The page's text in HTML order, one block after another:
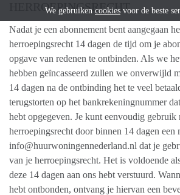
HERROEPINGSRECHT
Nadat je een abonnement bent aangegaan
herroepingsrecht 14 dagen de tijd om je
opgave van redenen te ontbinden. Als we
hebben geïncasseerd zullen we onverwijld
14 dagen na de ontbinding het te veel
terugstorten op het bankrekeningnummer
hebt opgegeven. Je kunt eenvoudig gebruik
herroepingsrecht door binnen 14 dagen een
info@huurwoningennederland.nl dat je
van je herroepingsrecht. Het is voldoende
deze 14 dagen aan ons hebt verstuurd.
hebt ontbonden, ontvang je hiervan een
We gebruiken cookies voor de beste